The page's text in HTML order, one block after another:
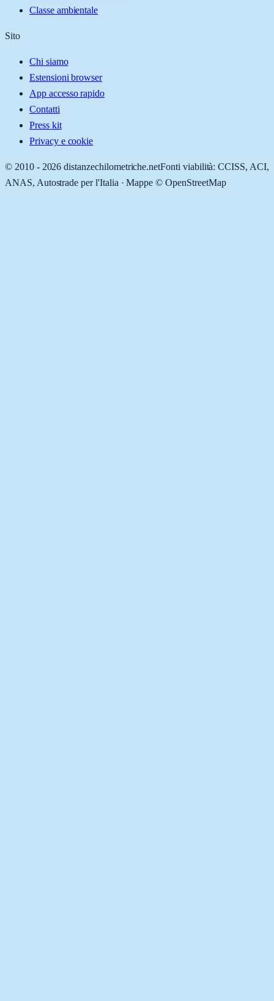
Classe ambientale
Sito
Chi siamo
Estensioni browser
App accesso rapido
Contatti
Press kit
Privacy e cookie
© 2010 - 2026 distanzechilometriche.netFonti viabilità: CCISS, ACI,
ANAS, Autostrade per l'Italia · Mappe © OpenStreetMap